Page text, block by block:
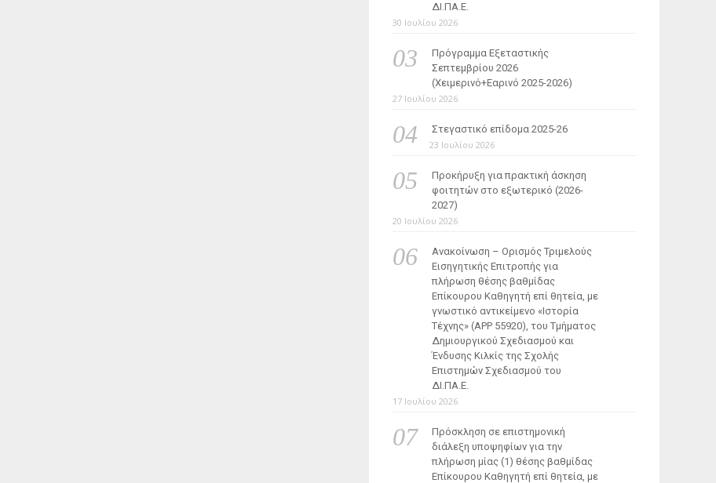
ΔΙ.ΠΑ.Ε.
30 Ιουλίου 2026
Πρόγραμμα Εξεταστικής
Σεπτεμβρίου 2026
(Χειμερινό+Εαρινό 2025-2026)
27 Ιουλίου 2026
Στεγαστικό επίδομα 2025-26
23 Ιουλίου 2026
Προκήρυξη για πρακτική άσκηση
φοιτητών στο εξωτερικό (2026-
2027)
20 Ιουλίου 2026
Ανακοίνωση – Ορισμός Τριμελούς
Εισηγητικής Επιτροπής για
πλήρωση θέσης βαθμίδας
Επίκουρου Καθηγητή επί θητεία, με
γνωστικό αντικείμενο «Ιστορία
Τέχνης» (ΑΡΡ 55920), του Τμήματος
Δημιουργικού Σχεδιασμού και
Ένδυσης Κιλκίς της Σχολής
Επιστημών Σχεδιασμού του
ΔΙ.ΠΑ.Ε.
17 Ιουλίου 2026
Πρόσκληση σε επιστημονική
διάλεξη υποψηφίων για την
πλήρωση μίας (1) θέσης βαθμίδας
Επίκουρου Καθηγητή επί θητεία, με